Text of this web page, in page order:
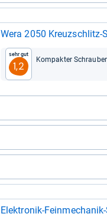
Wera 2050
Sehr gut
1,2
Kom­pak­ter
Elek­tro­nik-​